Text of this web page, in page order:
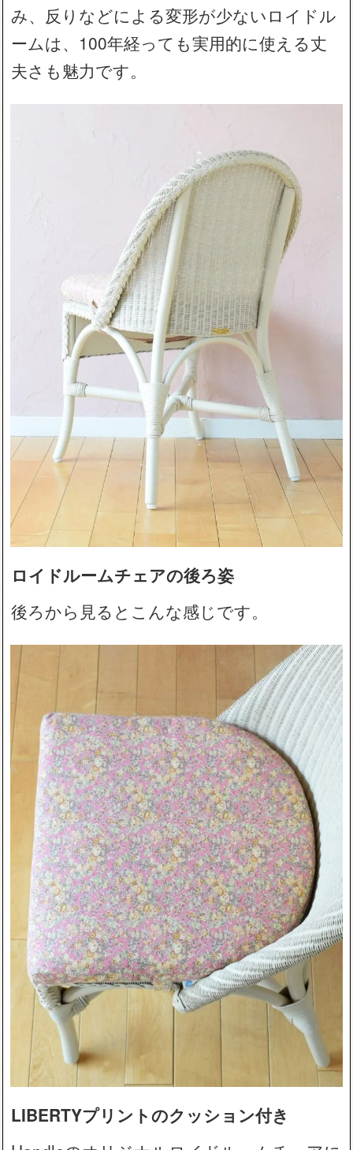
み、反りなどによる変形が少ないロイドル
ームは、100年経っても実用的に使える丈
夫さも魅力です。
ロイドルームチェアの後ろ姿
後ろから見るとこんな感じです。
LIBERTYプリントのクッション付き